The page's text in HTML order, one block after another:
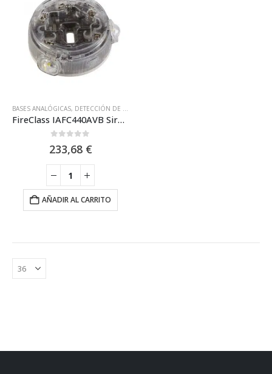
BASES ANALÓGICAS, DETECCIÓN DE INCENDIOS DURÁN ELECTRÓNICA
FireClass IAFC440AVB Sirena de base Direccionable con Lanza destellos y VAD
233,68 €
AÑADIR AL CARRITO